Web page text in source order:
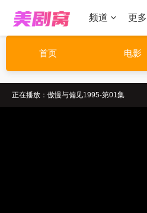
频道 更多
首页 电影
正在播放：傲慢与偏见1995-第01集